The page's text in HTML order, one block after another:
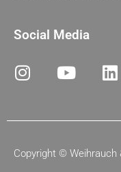
Social Media
Copyright © Weihrauch